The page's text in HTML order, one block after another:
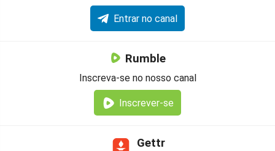
Entrar no canal
Rumble
Inscreva-se no nosso canal
Inscrever-se
Gettr